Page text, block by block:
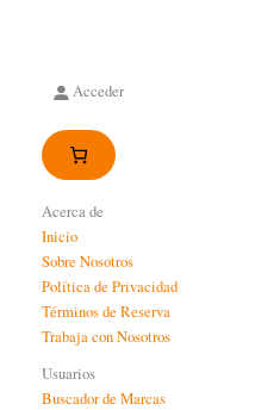
Acceder
Acerca de
Inicio
Sobre Nosotros
Política de Privacidad
Términos de Reserva
Trabaja con Nosotros
Usuarios
Buscador de Marcas